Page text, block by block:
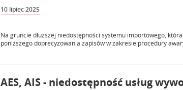
10 lipiec 2025
Na gruncie dłuższej niedostępności systemu importowego,
poniższego doprecyzowania zapisów w zakresie procedury
AES, AIS - niedostępność usług